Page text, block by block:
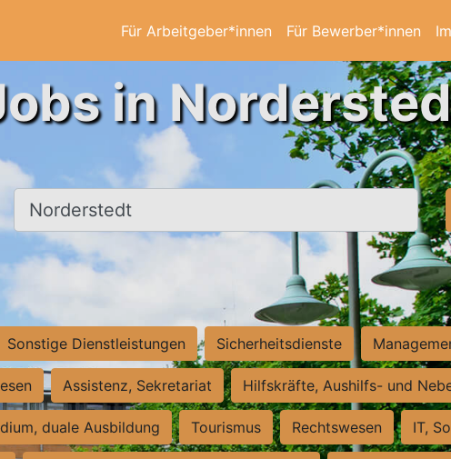
Für Arbeitgeber*innen Für Bewerber*innen
in
Ort, Stadt
Sonstige Dienstleistungen Sicherheitsdienste
Assistenz, Sekretariat Hilfskräfte, Aushilfs- und
duale Ausbildung Tourismus Rechtswesen IT,